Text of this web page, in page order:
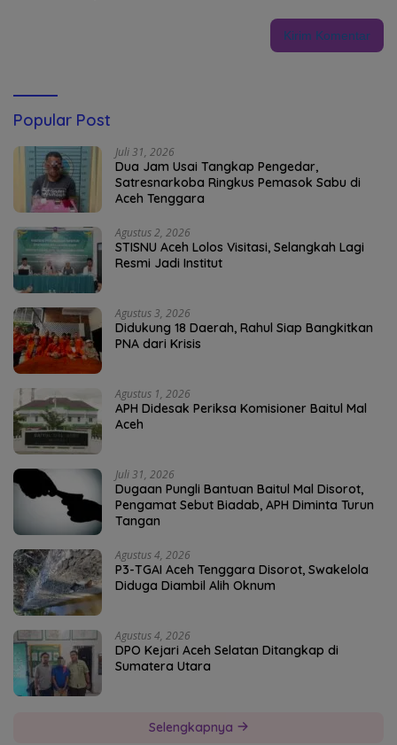
Popular Post
Juli 31, 2026
Dua Jam Usai Tangkap Pengedar,
Satresnarkoba Ringkus Pemasok Sabu di
Aceh Tenggara
Agustus 2, 2026
STISNU Aceh Lolos Visitasi, Selangkah Lagi
Resmi Jadi Institut
Agustus 3, 2026
Didukung 18 Daerah, Rahul Siap Bangkitkan
PNA dari Krisis
Agustus 1, 2026
APH Didesak Periksa Komisioner Baitul Mal
Aceh
Juli 31, 2026
Dugaan Pungli Bantuan Baitul Mal Disorot,
Pengamat Sebut Biadab, APH Diminta Turun
Tangan
Agustus 4, 2026
P3-TGAI Aceh Tenggara Disorot, Swakelola
Diduga Diambil Alih Oknum
Agustus 4, 2026
DPO Kejari Aceh Selatan Ditangkap di
Sumatera Utara
Selengkapnya